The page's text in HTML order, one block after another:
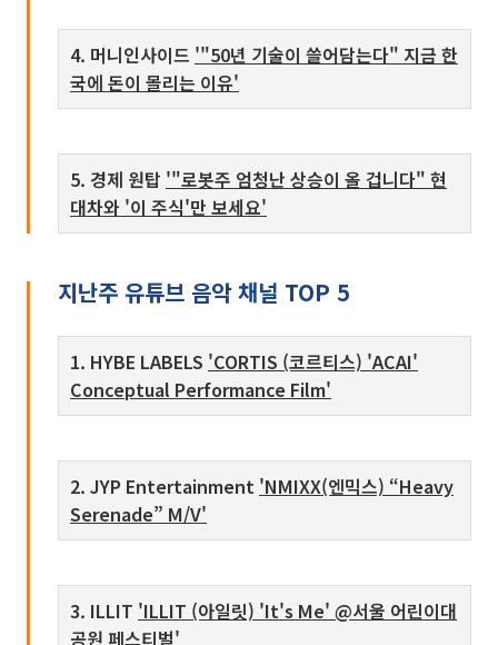
4. 머니인사이드 '"50년 기술이 쓸어담는다" 지금 한
국에 돈이 몰리는 이유'
5. 경제 원탑 '"로봇주 엄청난 상승이 올 겁니다" 현
대차와 '이 주식'만 보세요'
지난주 유튜브 음악 채널 TOP 5
1. HYBE LABELS 'CORTIS (코르티스) 'ACAI'
Conceptual Performance Film'
2. JYP Entertainment 'NMIXX(엔믹스) “Heavy
Serenade” M/V'
3. ILLIT 'ILLIT (아일릿) 'It's Me' @서울 어린이대
공원 페스티벌'